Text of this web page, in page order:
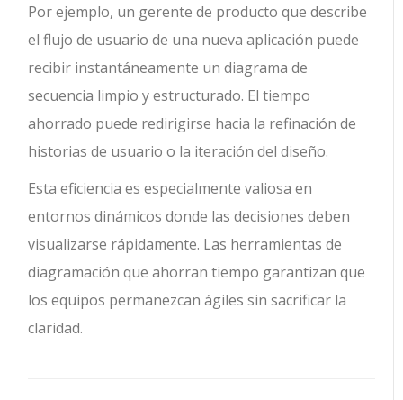
Por ejemplo, un gerente de producto que describe
el flujo de usuario de una nueva aplicación puede
recibir instantáneamente un diagrama de
secuencia limpio y estructurado. El tiempo
ahorrado puede redirigirse hacia la refinación de
historias de usuario o la iteración del diseño.
Esta eficiencia es especialmente valiosa en
entornos dinámicos donde las decisiones deben
visualizarse rápidamente. Las herramientas de
diagramación que ahorran tiempo garantizan que
los equipos permanezcan ágiles sin sacrificar la
claridad.